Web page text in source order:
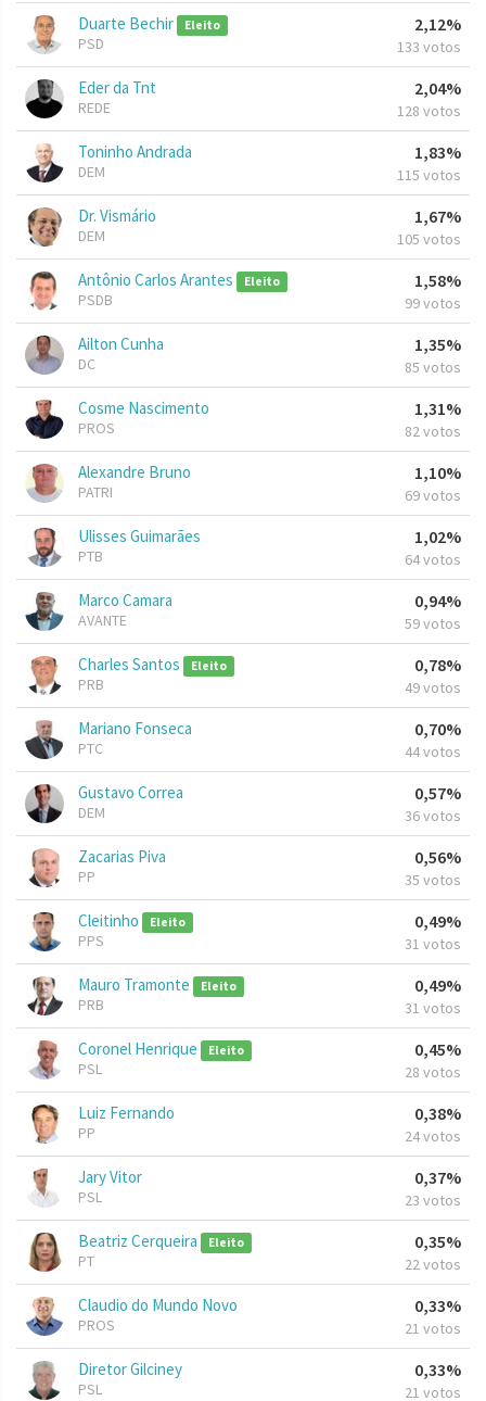
Duarte Bechir Eleito
PSD
2,12%
133 votos
Eder da Tnt
REDE
2,04%
128 votos
Toninho Andrada
DEM
1,83%
115 votos
Dr. Vismário
DEM
1,67%
105 votos
Antônio Carlos Arantes Eleito
PSDB
1,58%
99 votos
Ailton Cunha
DC
1,35%
85 votos
Cosme Nascimento
PROS
1,31%
82 votos
Alexandre Bruno
PATRI
1,10%
69 votos
Ulisses Guimarães
PTB
1,02%
64 votos
Marco Camara
AVANTE
0,94%
59 votos
Charles Santos Eleito
PRB
0,78%
49 votos
Mariano Fonseca
PTC
0,70%
44 votos
Gustavo Correa
DEM
0,57%
36 votos
Zacarias Piva
PP
0,56%
35 votos
Cleitinho Eleito
PPS
0,49%
31 votos
Mauro Tramonte Eleito
PRB
0,49%
31 votos
Coronel Henrique Eleito
PSL
0,45%
28 votos
Luiz Fernando
PP
0,38%
24 votos
Jary Vitor
PSL
0,37%
23 votos
Beatriz Cerqueira Eleito
PT
0,35%
22 votos
Claudio do Mundo Novo
PROS
0,33%
21 votos
Diretor Gilciney
PSL
0,33%
21 votos